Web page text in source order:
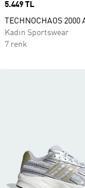
Price
5.449 TL
TECHNOCHAOS 2000
Kadın Sportswear
7 renk